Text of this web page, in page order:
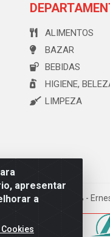
apresentar
a
ALIMENTOS
BAZAR
BEBIDAS
HIGIENE,
LIMPEZA
173 Galpão B -